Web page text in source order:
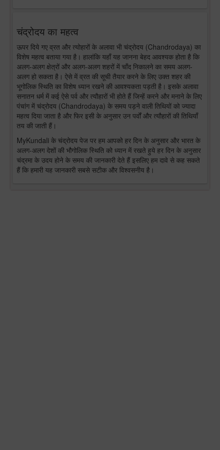
चंद्रोदय का महत्व
ऊपर दिये गए व्रत और त्योहारों के अलावा भी चंद्रोदय (Chandrodaya) का
विशेष महत्व बताया गया है। हालांकि यहाँ यह जानना बेहद आवश्यक होता है कि
अलग-अलग क्षेत्रों और अलग-अलग शहरों में चाँद निकालने का समय अलग-
अलग हो सकता है। ऐसे में व्रत की सूची तैयार करने के लिए उक्त शहर की
भूगोलिक स्थिति का विशेष ध्यान रखने की आवश्यकता पड़ती है। इसके अलावा
सनातन धर्म में कई ऐसे पर्व और त्यौहारों भी होते हैं जिन्हें करने और मनाने के लिए
पंचांग में चंद्रोदय (Chandrodaya) के समय पड़ने वाली तिथियों को ज्यादा
महत्व दिया जाता है और फिर इसी के अनुसार उन पर्वों और त्यौहारों की तिथियाँ
तय की जाती हैं।
MyKundali के चंद्रोदय पेज पर हम आपको हर दिन के अनुसार और भारत के
अलग-अलग देशों की भौगोलिक स्थिति को ध्यान में रखते हुये हर दिन के अनुसार
चंद्रमा के उदय होने के समय की जानकारी देते हैं इसलिए हम दावे से कह सकते
हैं कि हमारी यह जानकारी सबसे सटीक और विश्वसनीय है।